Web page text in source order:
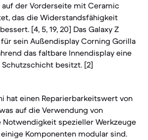
auf der Vorderseite mit Ceramic
das die Widerstandsfähigkeit
[4, 5, 19, 20] Das Galaxy Z
sein Außendisplay Corning Gorilla
das faltbare Innendisplay eine
besitzt. [2]
hat einen Reparierbarkeitswert von
auf die Verwendung von
spezieller Werkzeuge
Komponenten modular sind.